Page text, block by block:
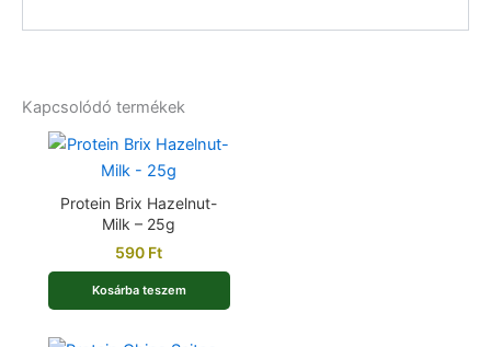
Kapcsolódó termékek
Protein Brix Hazelnut-
Milk – 25g
590 Ft
Kosárba teszem